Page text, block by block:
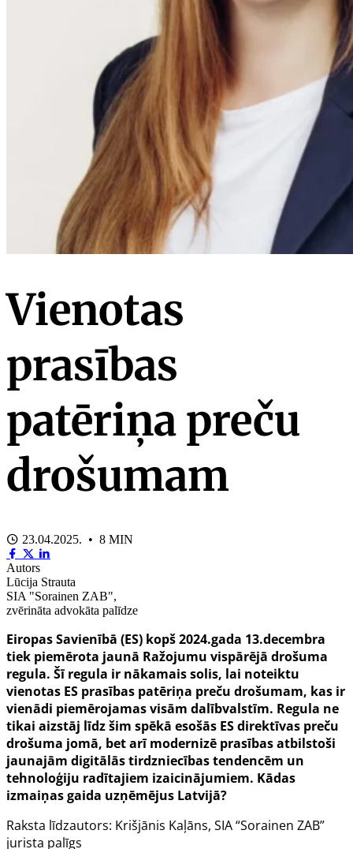
Vienotas
prasības
patēriņa preču
drošumam
23.04.2025. • 8 MIN
Autors
Lūcija Strauta
SIA "Sorainen ZAB",
zvērināta advokāta palīdze
Eiropas Savienībā (ES) kopš 2024.gada 13.decembra
tiek piemērota jaunā Ražojumu vispārējā drošuma
regula. Šī regula ir nākamais solis, lai noteiktu
vienotas ES prasības patēriņa preču drošumam, kas ir
vienādi piemērojamas visām dalībvalstīm. Regula ne
tikai aizstāj līdz šim spēkā esošās ES direktīvas preču
drošuma jomā, bet arī modernizē prasības atbilstoši
jaunajām digitālās tirdzniecības tendencēm un
tehnoloģiju radītajiem izaicinājumiem. Kādas
izmaiņas gaida uzņēmējus Latvijā?
Raksta līdzautors: Krišjānis Kaļāns, SIA “Sorainen ZAB”
jurista palīgs